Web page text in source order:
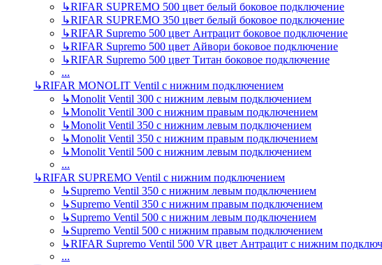
↳RIFAR SUPREMO 500 цвет белый боковое подключение
↳RIFAR SUPREMO 350 цвет белый боковое подключение
↳RIFAR Supremo 500 цвет Антрацит боковое подключение
↳RIFAR Supremo 500 цвет Айвори боковое подключение
↳RIFAR Supremo 500 цвет Титан боковое подключение
...
↳RIFAR MONOLIT Ventil с нижним подключением
↳Monolit Ventil 300 с нижним левым подключением
↳Monolit Ventil 300 с нижним правым подключением
↳Monolit Ventil 350 с нижним левым подключением
↳Monolit Ventil 350 с нижним правым подключением
↳Monolit Ventil 500 с нижним левым подключением
...
↳RIFAR SUPREMO Ventil с нижним подключением
↳Supremo Ventil 350 с нижним левым подключением
↳Supremo Ventil 350 с нижним правым подключением
↳Supremo Ventil 500 с нижним левым подключением
↳Supremo Ventil 500 с нижним правым подключением
↳RIFAR Supremo Ventil 500 VR цвет Антрацит с нижним
...